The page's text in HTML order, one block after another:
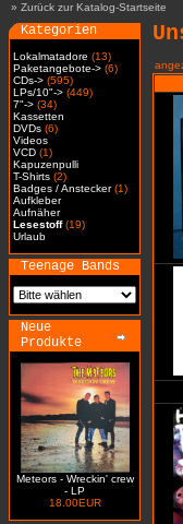
» Zurück zur Katalog-Startseite
Kategorien
Lokalmatadore (13)
Paketangebote-> (6)
CDs-> (595)
LPs/10"-> (449)
7"-> (34)
Kassetten
DVDs (6)
Videos
VCD (1)
Kapuzenpulli
T-Shirts (2)
Badges / Anstecker(1)
Aufkleber
Aufnäher
Lesestoff(19)
Urlaub
Teenage Bands
Neue
Produkte
Meteors - Wreckin' crew
- LP
18.00EUR